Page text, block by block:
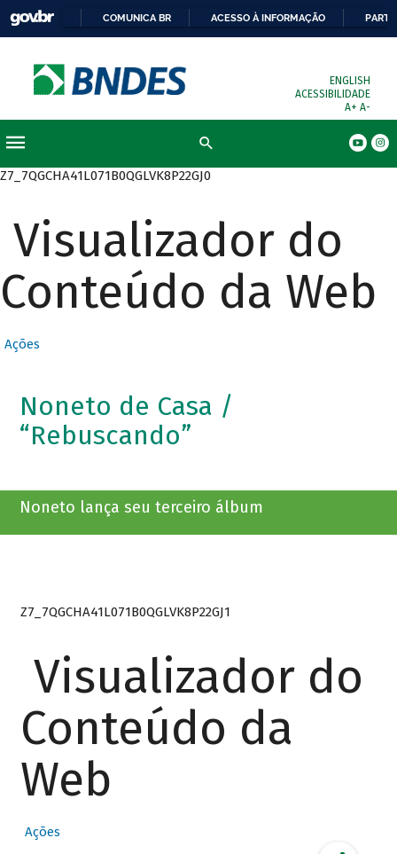
COMUNICA BR ACESSO À INFORMAÇÃO
ENGLISH
ACESSIBILIDADE
A+ A-
Z7_7QGCHA41L071B0QGLVK8P22GJ0
Visualizador do
Conteúdo da Web
Ações
Noneto de Casa /
“Rebuscando”
Noneto lança seu terceiro álbum
Z7_7QGCHA41L071B0QGLVK8P22GJ1
Visualizador do
Conteúdo da
Web
Ações